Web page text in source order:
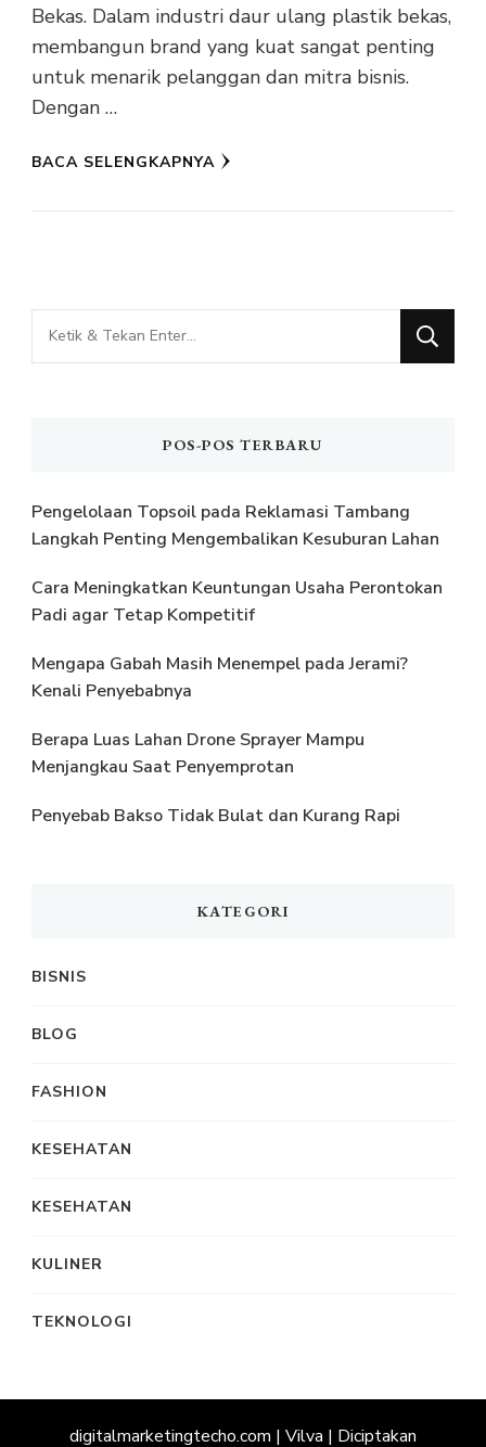
Bekas. Dalam industri daur ulang plastik bekas,
membangun brand yang kuat sangat penting
untuk menarik pelanggan dan mitra bisnis.
Dengan …
BACA SELENGKAPNYA
Mencari
Sesuatu?
POS-POS TERBARU
Pengelolaan Topsoil pada Reklamasi Tambang
Langkah Penting Mengembalikan Kesuburan Lahan
Cara Meningkatkan Keuntungan Usaha Perontokan
Padi agar Tetap Kompetitif
Mengapa Gabah Masih Menempel pada Jerami?
Kenali Penyebabnya
Berapa Luas Lahan Drone Sprayer Mampu
Menjangkau Saat Penyemprotan
Penyebab Bakso Tidak Bulat dan Kurang Rapi
KATEGORI
BISNIS
BLOG
FASHION
KESEHATAN
KESEHATAN
KULINER
TEKNOLOGI
digitalmarketingtecho.com | Vilva | Diciptakan